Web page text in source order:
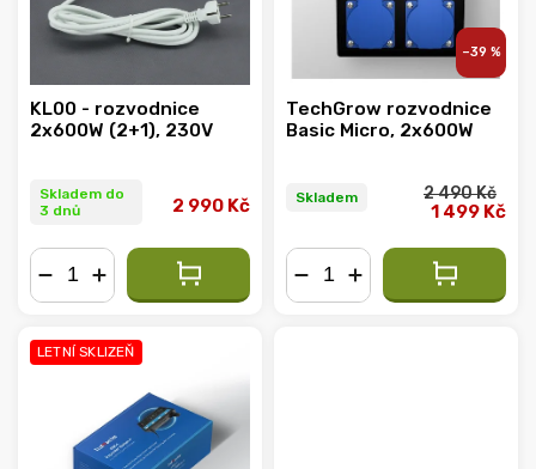
KL00 - rozvodnice
2x600W (2+1), 230V
Skladem do
3 dnů
2 990 Kč
–39 %
TechGrow rozvodnice
Basic Micro, 2x600W
Skladem 2 490 Kč
1 499 Kč
LETNÍ SKLIZEŇ